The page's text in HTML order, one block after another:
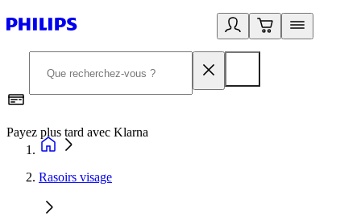
Payez plus tard avec Klarna
Rasoirs visage